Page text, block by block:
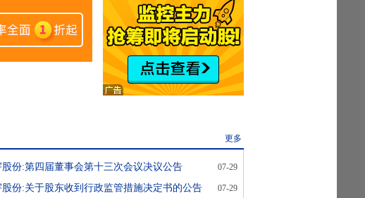
更多
股份:第四届董事会第十三次会议决议公告 07-29
股份:关于股东收到行政监管措施决定书的公告 07-29